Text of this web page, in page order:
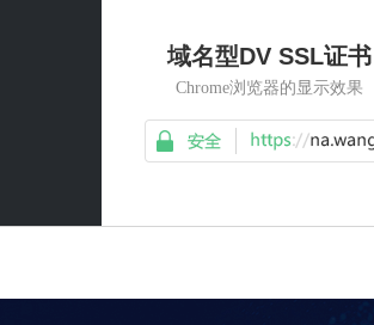
域名型DV SSL证书
Chrome浏览器的显示效果